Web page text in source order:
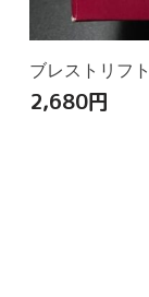
ブレストリフ
2,680円